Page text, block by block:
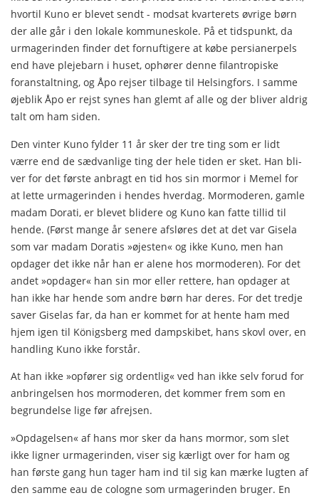
hvortil Kuno er blevet sendt - modsat kvarterets øvrige børn
der alle går i den lokale kommuneskole. På et tidspunkt, da
urmagerinden finder det fornuftigere at købe persianerpels
end have plejebarn i huset, ophører denne filantropiske
foran­staltning, og Åpo rejser tilbage til Helsingfors. I samme
øje­blik Åpo er rejst synes han glemt af alle og der bliver aldrig
talt om ham siden.
Den vinter Kuno fylder 11 år sker der tre ting som er lidt
værre end de sædvanlige ting der hele tiden er sket. Han bli­
ver for det første anbragt en tid hos sin mormor i Memel for
at lette urmagerinden i hendes hverdag. Mormoderen, gamle
madam Dorati, er blevet blidere og Kuno kan fatte tillid til
hende. (Først mange år senere afsløres det at det var Gisela
som var madam Doratis »øjesten« og ikke Kuno, men han
opdager det ikke når han er alene hos mormoderen). For det
andet »opdager« han sin mor eller rettere, han opdager at
han ikke har hende som andre børn har deres. For det tredje
saver Giselas far, da han er kommet for at hente ham med
hjem igen til Königsberg med dampskibet, hans skovl over, en
handling Kuno ikke forstår.
At han ikke »opfører sig ordentlig« ved han ikke selv forud for
anbringelsen hos mormoderen, det kommer frem som en
begrundelse lige før afrejsen.
»Opdagelsen« af hans mor sker da hans mormor, som slet
ikke ligner urmagerinden, viser sig kærligt over for ham og
han første gang hun tager ham ind til sig kan mærke lugten af
den samme eau de cologne som urmagerinden bruger. En